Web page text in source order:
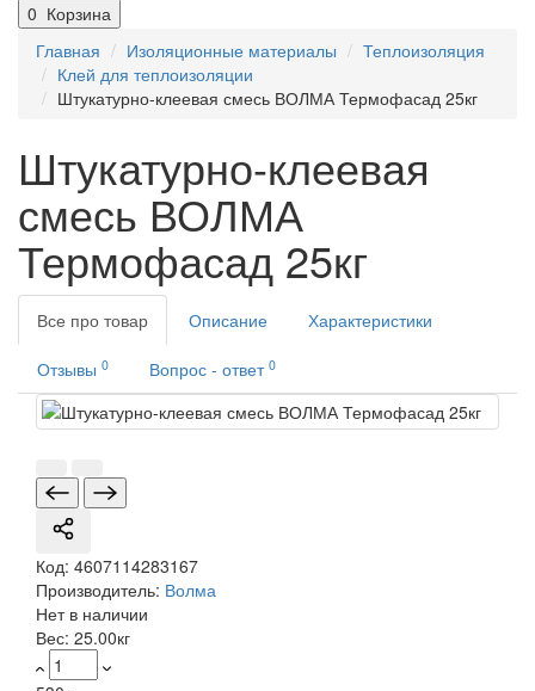
0 Корзина
Главная
Изоляционные материалы
Теплоизоляция
Клей для теплоизоляции
Штукатурно-клеевая смесь ВОЛМА Термофасад 25кг
Штукатурно-клеевая
смесь ВОЛМА
Термофасад 25кг
Все про товар Описание Характеристики
Отзывы 0 Вопрос - ответ 0
Код: 4607114283167
Производитель: Волма
Нет в наличии
Вес: 25.00кг